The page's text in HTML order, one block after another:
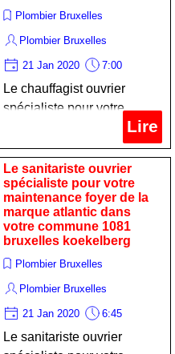
Plombier Bruxelles
Plombier Bruxelles
21 Jan 2020 7:00
Le chauffagist ouvrier
spécialiste pour votre
remise en état calorifère de
la marque ferroli dans votre
commune 1081 bruxelles
koekelberg
Lire
Le sanitariste ouvrier
spécialiste pour votre
maintenance foyer de la
marque atlantic dans
votre commune 1081
bruxelles koekelberg
Plombier Bruxelles
Plombier Bruxelles
21 Jan 2020 6:45
Le sanitariste ouvrier